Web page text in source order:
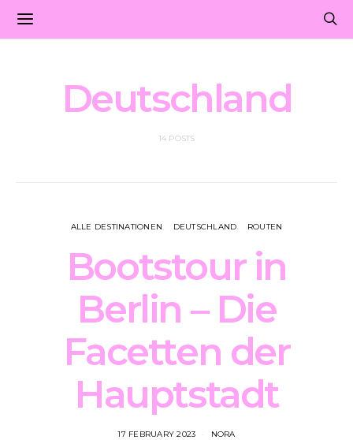
Deutschland
14 POSTS
ALLE DESTINATIONEN DEUTSCHLAND ROUTEN
Bootstour in
Berlin – Die
Facetten der
Hauptstadt
17 FEBRUARY 2023 NORA